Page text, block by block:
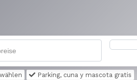
Parking, cuna y mascota gratis